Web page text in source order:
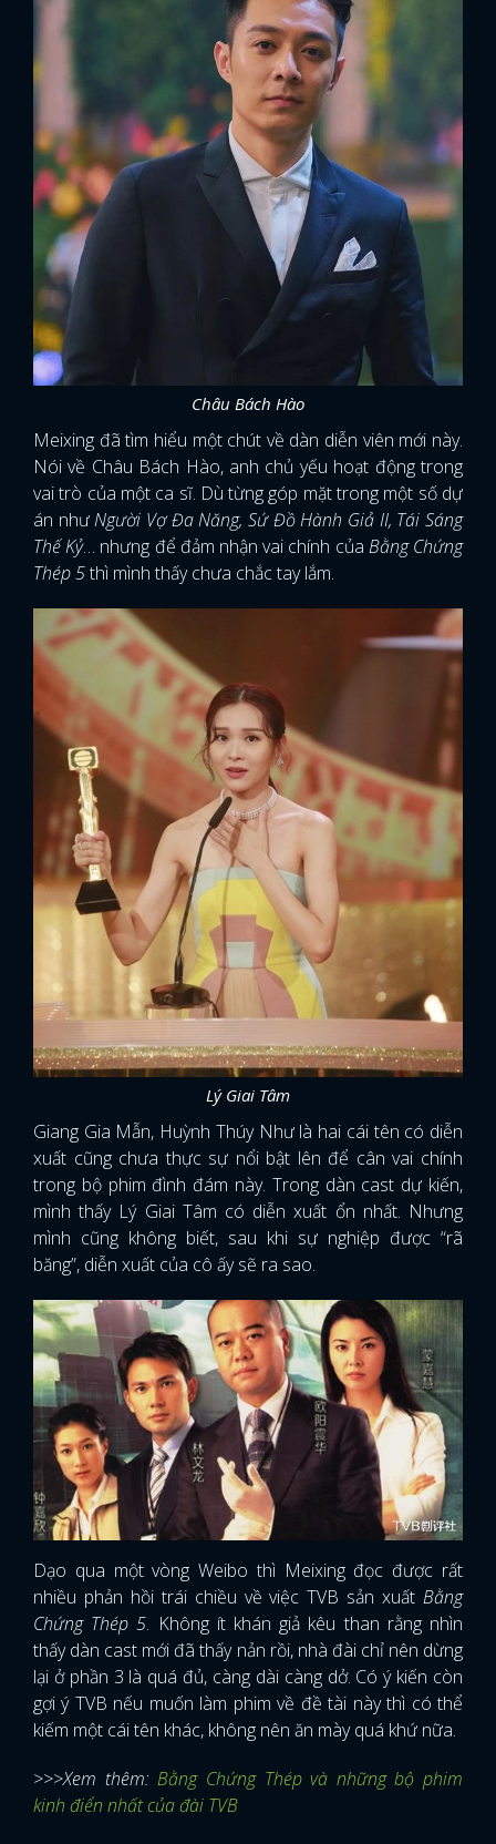
x
ĐĂNG NHẬP
Châu Bách Hào
Meixing đã tìm hiểu một chút về dàn diễn viên mới này.
Nói về Châu Bách Hào, anh chủ yếu hoạt động trong
vai trò của một ca sĩ. Dù từng góp mặt trong một số dự
án nhưNgười Vợ Đa Năng, Sứ Đồ Hành Giả II, Tái Sáng
Thế Kỷ… nhưng để đảm nhận vai chính của Bằng Chứng
Thép 5thì mình thấy chưa chắc tay lắm.
Lý Giai Tâm
Giang Gia Mẫn, Huỳnh Thúy Như là hai cái tên có diễn
xuất cũng chưa thực sự nổi bật lên để cân vai chính
trong bộ phim đình đám này. Trong dàn cast dự kiến,
mình thấy Lý Giai Tâm có diễn xuất ổn nhất. Nhưng
mình cũng không biết, sau khi sự nghiệp được “rã
băng”, diễn xuất của cô ấy sẽ ra sao.
Dạo qua một vòng Weibo thì Meixing đọc được rất
nhiều phản hồi trái chiều về việc TVB sản xuất Bằng
Chứng Thép 5. Không ít khán giả kêu than rằng nhìn
thấy dàn cast mới đã thấy nản rồi, nhà đài chỉ nên dừng
lại ở phần 3 là quá đủ, càng dài càng dở. Có ý kiến còn
gợi ý TVB nếu muốn làm phim về đề tài này thì có thể
kiếm một cái tên khác, không nên ăn mày quá khứ nữa.
>>>Xem thêm:Bằng Chứng Thép và những bộ phim
kinh điển nhất của đài TVB